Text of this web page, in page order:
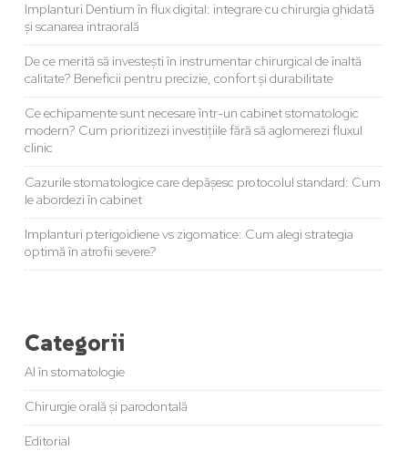
Implanturi Dentium în flux digital: integrare cu chirurgia ghidată
și scanarea intraorală
De ce merită să investești în instrumentar chirurgical de înaltă
calitate? Beneficii pentru precizie, confort și durabilitate
Ce echipamente sunt necesare într-un cabinet stomatologic
modern? Cum prioritizezi investițiile fără să aglomerezi fluxul
clinic
Cazurile stomatologice care depășesc protocolul standard: Cum
le abordezi în cabinet
Implanturi pterigoidiene vs zigomatice: Cum alegi strategia
optimă în atrofii severe?
Categorii
AI în stomatologie
Chirurgie orală și parodontală
Editorial